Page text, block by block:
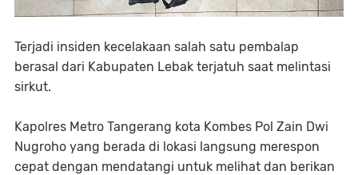
Terjadi insiden kecelakaan salah satu pembalap
berasal dari Kabupaten Lebak terjatuh saat melintasi
sirkut.
Kapolres Metro Tangerang kota Kombes Pol Zain Dwi
Nugroho yang berada di lokasi langsung merespon
cepat dengan mendatangi untuk melihat dan berikan